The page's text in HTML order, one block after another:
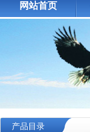
网站首页
产品目录